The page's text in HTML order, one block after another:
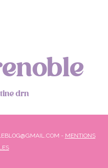
drn
- MENTIONS